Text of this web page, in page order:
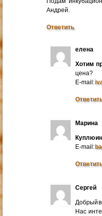
Андрей.
Ответить
елена
Хотим
цена?
E-mail:
Марина
Куплю
E-mail:
Сергей
Добрый
Нас